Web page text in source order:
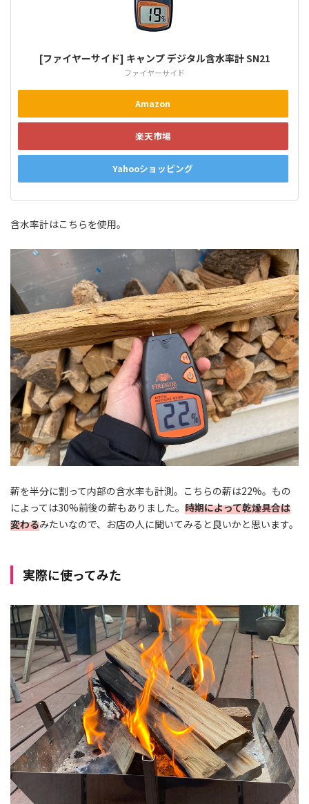
[ファイヤーサイド] キャンプ デジタル含水率計 SN21
ファイヤーサイド
Amazon
楽天市場
Yahooショッピング
含水率計はこちらを使用。
薪を半分に割って内部の含水率も計測。こちらの薪は22%。もの
によっては30%前後の薪もありました。 時期によって乾燥具合は
変わるみたいなので、お店の人に聞いてみると良いかと思います。
実際に使ってみた